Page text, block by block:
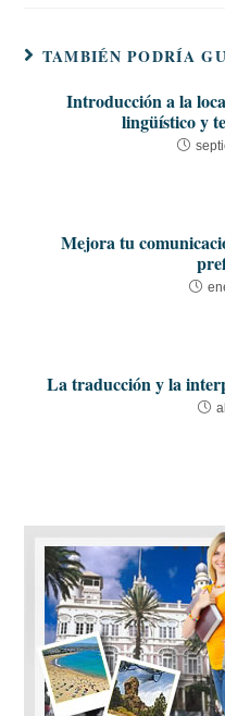
TAMBIÉN PODRÍA
Introducción a la
lingüístico y
Mejora tu
La traducción y la